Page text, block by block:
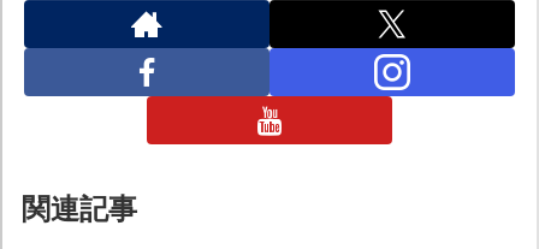
関連記事